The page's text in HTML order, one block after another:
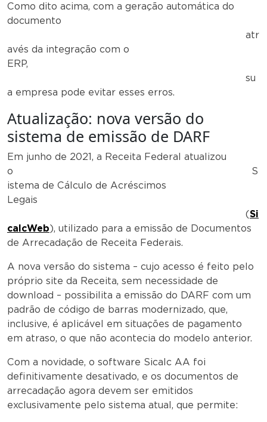
Como dito acima, com a geração automática do
documento
atr
avés da integração com o
ERP,
su
a empresa pode evitar esses erros.
Atualização: nova versão do
sistema de emissão de DARF
Em junho de 2021, a Receita Federal atualizou
o S
istema de Cálculo de Acréscimos
Legais
(Si
calcWeb), utilizado para a emissão de Documentos
de Arrecadação de Receita Federais.
A nova versão do sistema – cujo acesso é feito pelo
próprio site da Receita, sem necessidade de
download – possibilita a emissão do DARF com um
padrão de código de barras modernizado, que,
inclusive, é aplicável em situações de pagamento
em atraso, o que não acontecia do modelo anterior.
Com a novidade, o software Sicalc AA foi
definitivamente desativado, e os documentos de
arrecadação agora devem ser emitidos
exclusivamente pelo sistema atual, que permite: